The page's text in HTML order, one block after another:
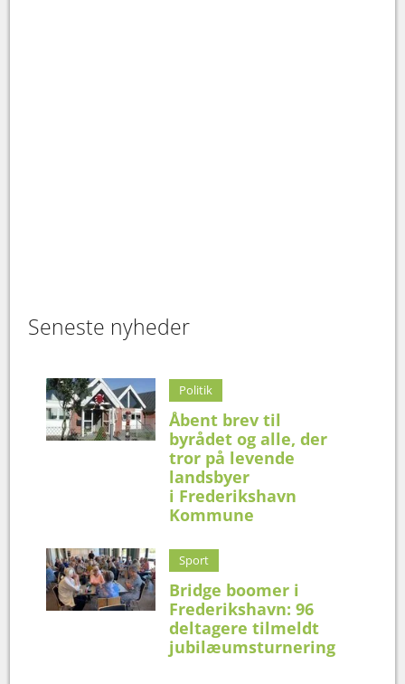
Seneste nyheder
Politik
Åbent brev til
byrådet og alle, der
tror på levende
landsbyer
i Frederikshavn
Kommune
Sport
Bridge boomer i
Frederikshavn: 96
deltagere tilmeldt
jubilæumsturnering